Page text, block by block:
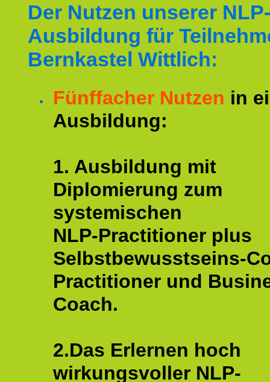
Der Nutzen unserer
Ausbildung für
Bernkastel Wittlich:
Fünffacher Nutzen in
Ausbildung:
1. Ausbildung mit
Diplomierung zum
systemischen
NLP-Practitioner plus
Selbstbewusstseins-
Practitioner und
Coach.
2.Das Erlernen hoch
wirkungsvoller NLP-